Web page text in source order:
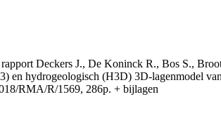
Deckers J., De Koninck R., Bos S.,
hydrogeologisch (H3D) 3D-lagenmodel
RMA/R/1569, 286p. + bijlagen